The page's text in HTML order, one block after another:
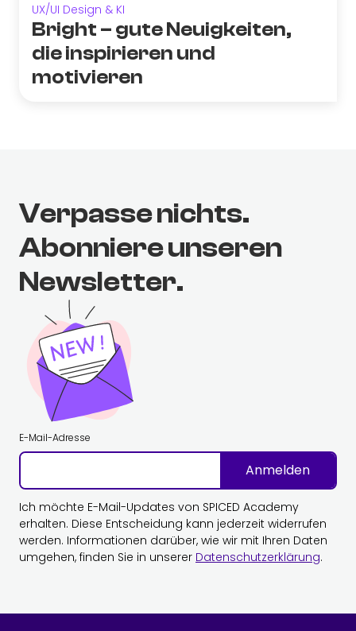
UX/UI Design & KI
Bright – gute Neuigkeiten,
die inspirieren und
motivieren
Verpasse nichts.
Abonniere unseren
Newsletter.
E-Mail-Adresse
Anmelden
Ich möchte E-Mail-Updates von SPICED Academy
erhalten. Diese Entscheidung kann jederzeit widerrufen
werden. Informationen darüber, wie wir mit Ihren Daten
umgehen, finden Sie in unserer Datenschutzerklärung.